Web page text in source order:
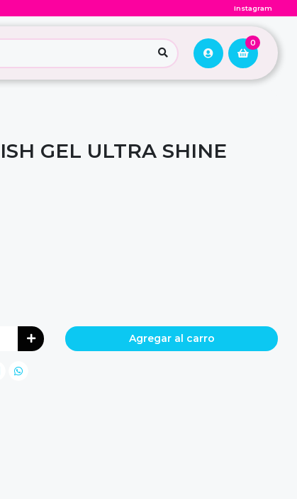
Instagram
0
GEL ULTRA SHINE
Agregar al carro